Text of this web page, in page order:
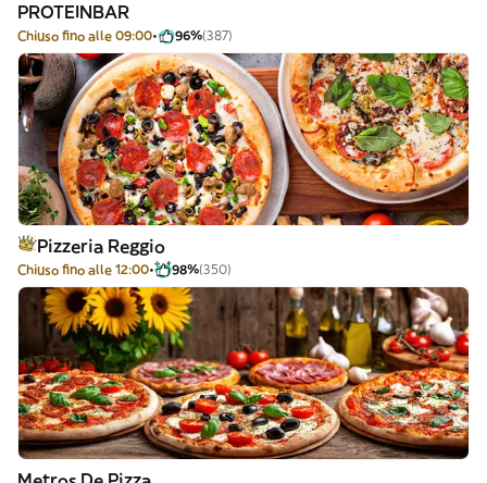
PROTEINBAR
Chiuso fino alle 09:00 96%(387)
Pizzeria Reggio
Chiuso fino alle 12:00 98%(350)